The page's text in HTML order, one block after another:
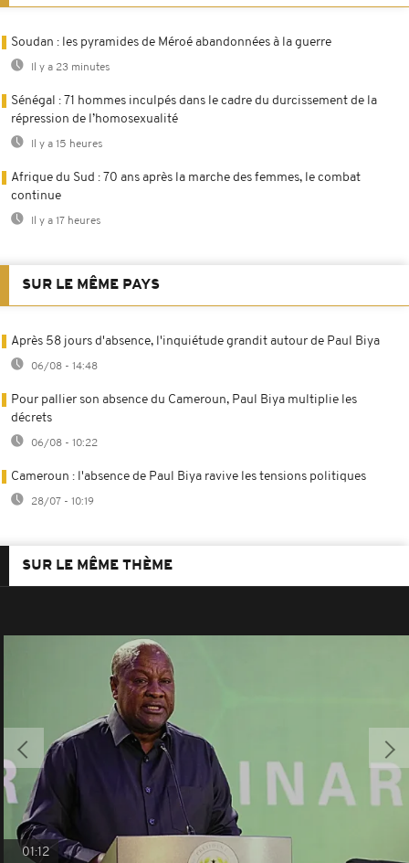
Soudan : les pyramides de Méroé abandonnées à la guerre
Il y a 23 minutes
Sénégal : 71 hommes inculpés dans le cadre du durcissement de la
répression de l’homosexualité
Il y a 15 heures
Afrique du Sud : 70 ans après la marche des femmes, le combat
continue
Il y a 17 heures
SUR LE MÊME PAYS
Après 58 jours d'absence, l'inquiétude grandit autour de Paul Biya
06/08 - 14:48
Pour pallier son absence du Cameroun, Paul Biya multiplie les
décrets
06/08 - 10:22
Cameroun : l'absence de Paul Biya ravive les tensions politiques
28/07 - 10:19
SUR LE MÊME THÈME
01:12